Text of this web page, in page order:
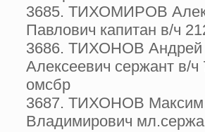
3685. ТИХОМИРОВ
Павлович капитан в/ч
3686. ТИХОНОВ Андрей
Алексеевич сержант в/ч
омсбр
3687. ТИХОНОВ Максим
Владимирович